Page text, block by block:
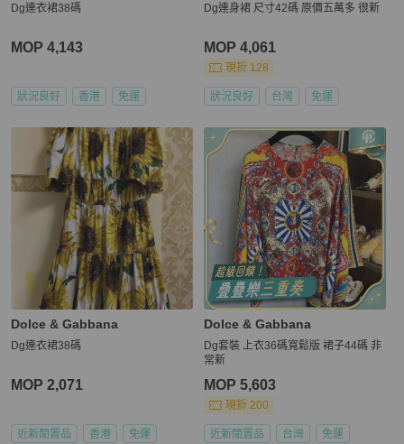
Dg連衣裙38碼
MOP 4,143
狀況良好 香港 免運
Dg連身裙 尺寸42碼 原價五萬多 很新
MOP 4,061
現折 128
狀況良好 台灣 免運
Dolce & Gabbana
Dg連衣裙38碼
MOP 2,071
近新閒置品 香港 免運
Dolce & Gabbana
Dg套裝 上衣36碼寬鬆版 裙子44碼 非
常新
MOP 5,603
現折 200
近新閒置品 台灣 免運